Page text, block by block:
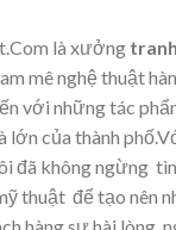
là xưởng
mê nghệ thuật
với những tác
lớn của thành
đã không ngừng
thuật để tạo nên
hàng sự hài lòng